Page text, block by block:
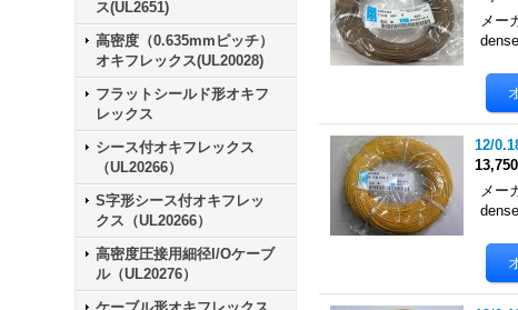
ス(UL2651)
高密度（0.635mmピッチ）
オキフレックス(UL20028)
フラットシールド形オキフ
レックス
シース付オキフレックス
（UL20266）
S字形シース付オキフレッ
クス（UL20266）
高密度圧接用細径I/Oケーブ
ル（UL20276）
メー
12/
メー